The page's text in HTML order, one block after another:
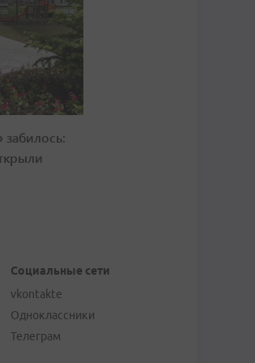
Социальные сети
vkontakte
Одноклассники
Телеграм